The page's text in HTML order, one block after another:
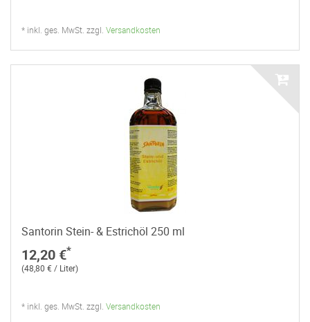
* inkl. ges. MwSt. zzgl. Versandkosten
Santorin Stein- & Estrichöl 250 ml
12,20 €*
(48,80 € / Liter)
* inkl. ges. MwSt. zzgl. Versandkosten